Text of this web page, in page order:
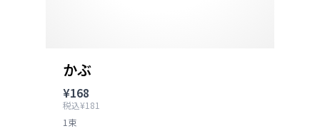
かぶ
¥168
税込¥181
1束